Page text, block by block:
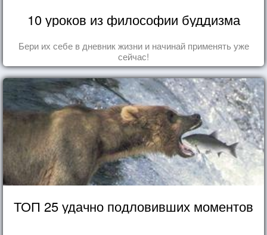
10 уроков из философии буддизма
Бери их себе в дневник жизни и начинай применять уже
сейчас!
ТОП 25 удачно подловивших моментов